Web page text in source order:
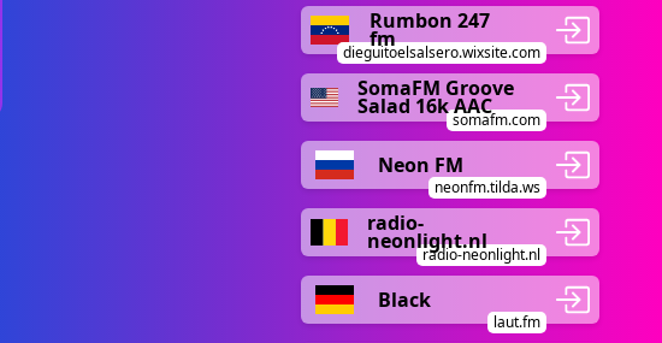
Rumbon 247
fm
dieguitoelsalsero.wixsite.com
SomaFM Groove
Salad 16k AAC
somafm.com
Neon FM
neonfm.tilda.ws
radio-
neonlight.nl
radio-neonlight.nl
Black
laut.fm